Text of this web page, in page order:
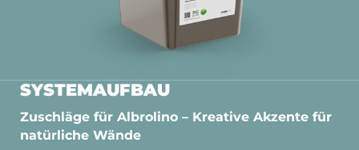
SYSTEMAUFBAU
Zuschläge für Albrolino – Kreative Akzente für
natürliche Wände